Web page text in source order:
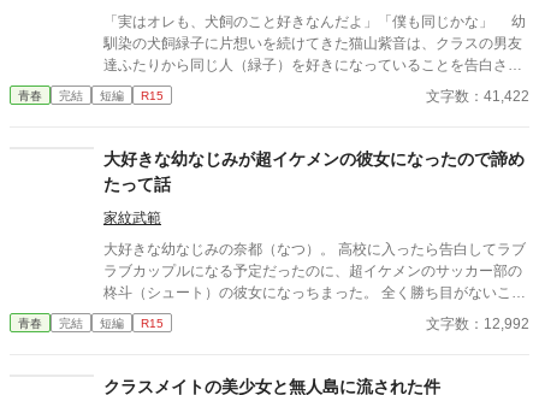
「実はオレも、犬飼のこと好きなんだよ」「僕も同じかな」 幼
馴染の犬飼緑子に片想いを続けてきた猫山紫音は、クラスの男友
達ふたりから同じ人（緑子）を好きになっていることを告白され
る。 紫音の背中を押すため、友達ふたりなりのサポートだった
のだが、なんと紫音はライバルが強力すぎると感じて幼馴染への
のことを諦めて学校生活を送るが、幼馴染の緑子は紫音からの求
愛がなくなり、焦りと疑問で混乱。自分もずっと紫音のことが好
きだったことに気づく。 しかし気づいてからではもう遅い。紫
音はすでに所属する部活動の先輩である鹿内みかんに狙われ、新
しい恋にシフトした生活を送っていた……。 暴走した愛。嫉
妬。執着。 その全てが緑子を狂わせ、ヤンデレへと変えてしま
う。 だがそれだけではなかった。 鹿内先輩に実の妹である瑠
璃、担任教師の兎川百桃。紫音は３人からも重たすぎる愛を向け
られていた……いつの間にか激重感情を向けられていた主人公紫
青春 完結 短編 R15 文字数：41,422
大好きな幼なじみが超イケメンの彼女になったので諦め
たって話
家紋武範
大好きな幼なじみの奈都（なつ）。 高校に入ったら告白してラブ
ラブカップルになる予定だったのに、超イケメンのサッカー部の
柊斗（シュート）の彼女になっちまった。 全く勝ち目がないこの
恋。 潔く諦めることにした。
青春 完結 短編 R15 文字数：12,992
クラスメイトの美少女と無人島に流された件